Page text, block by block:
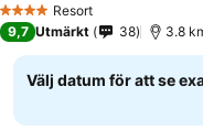
4 StjärnorResort
9,7 Utmärkt 38 3.8
Välj datum för att se